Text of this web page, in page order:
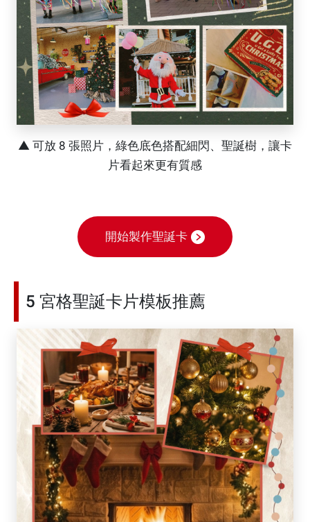
▲ 可放 8 張照片，綠色底色搭配細閃、聖誕樹，讓卡
片看起來更有質感
開始製作聖誕卡
5 宮格聖誕卡片模板推薦